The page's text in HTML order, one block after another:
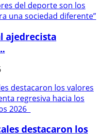
ajedrecista
destacaron los